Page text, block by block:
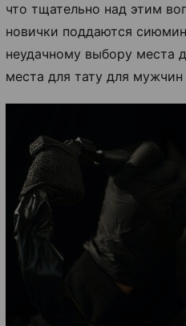
что тщательно над этим
новички поддаются
неудачному выбору места
места для тату для